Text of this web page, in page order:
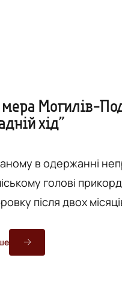
Могилів-
хід”
в одержанні
голові
після двох
процесу,
під нічним